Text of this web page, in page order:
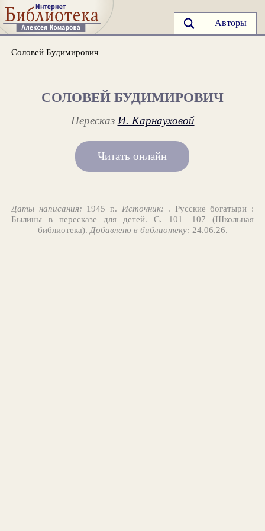
Авторы
Соловей Будимирович
СОЛОВЕЙ БУДИМИРОВИЧ
Пересказ И. Карнауховой
Читать онлайн
Даты написания: 1945 г.. Источник: . Русские богатыри :
Былины в пересказе для детей. С. 101—107 (Школьная
библиотека). Добавлено в библиотеку: 24.06.26.